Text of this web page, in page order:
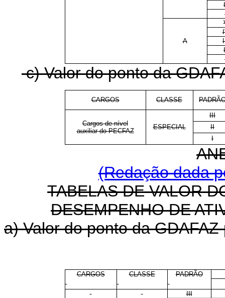
A
c) Valor do ponto da
CARGOS CLASSE
Cargos de nível
auxiliar do PECFAZ
ESPECIAL
III
II
I
(Redação dada
TABELAS DE VALOR
DESEMPENHO DE
a) Valor do ponto da
CARGOS CLASSE PADRÃO
III